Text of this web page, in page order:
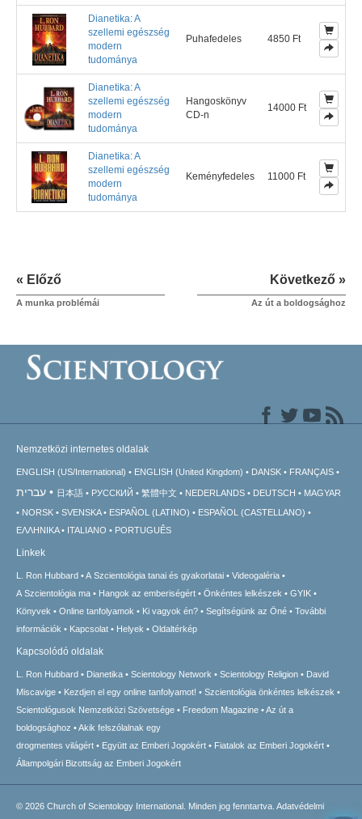
Dianetika: A
szellemi egészség
modern
tudománya
Puhafedeles 4850 Ft
Dianetika: A
szellemi egészség
modern
tudománya
Hangoskönyv
CD-n
14000 Ft
Dianetika: A
szellemi egészség
modern
tudománya
Keményfedeles 11000 Ft
« Előző
A munka problémái
Következő »
Az út a boldogsághoz
Nemzetközi internetes oldalak
ENGLISH (US/International) ENGLISH (United Kingdom) DANSK FRANÇAIS
עברית 日本語 РУССКИЙ 繁體中文 NEDERLANDS DEUTSCH
MAGYAR
NORSK
SVENSKA ESPAÑOL (LATINO)
ESPAÑOL (CASTELLANO)
ΕΛΛΗΝΙΚA
ITALIANO PORTUGUÊS
Linkek
L. Ron Hubbard A Szcientológia tanai és gyakorlatai
Videogaléria
A Szcientológia ma
Hangok az emberiségért Önkéntes lelkészek
GYIK
Könyvek
Online tanfolyamok Ki vagyok én? Segítségünk az Öné
További
információk
Kapcsolat Helyek Oldaltérkép
Kapcsolódó oldalak
L. Ron Hubbard Dianetika Scientology Network Scientology Religion
David
Miscavige
Kezdjen el egy online tanfolyamot!
Szcientológia önkéntes lelkészek
Scientológusok Nemzetközi Szövetsége
Freedom Magazine
Az út a
boldogsághoz
Akik felszólalnak egy
drogmentes világért
Együtt az Emberi Jogokért
Fiatalok az Emberi Jogokért
Állampolgári Bizottság az Emberi Jogokért
© 2026 Church of Scientology International. Minden jog fenntartva. Adatvédelmi